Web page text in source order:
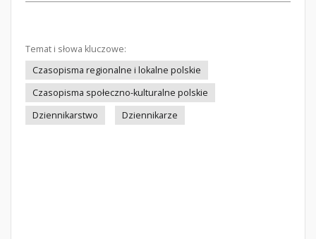
Temat i słowa kluczowe:
Czasopisma regionalne i lokalne polskie
Czasopisma społeczno-kulturalne polskie
Dziennikarstwo
Dziennikarze